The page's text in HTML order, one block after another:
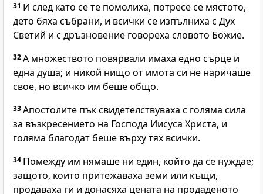
31 И след като се те помолиха, потресе се мястото,
дето бяха събрани, и всички се изпълниха с Дух
Светий и с дръзновение говореха словото Божие.
32А множеството повярвали имаха едно сърце и
една душа; и никой нищо от имота си не наричаше
свое, но всичко им беше общо.
33Апостолите пък свидетелствуваха с голяма сила
за възкресението на Господа Иисуса Христа, и
голяма благодат беше върху тях всички.
34 Помежду им нямаше ни един, който да се нуждае;
защото, които притежаваха земи или къщи,
продаваха ги и донасяха цената на продаденото